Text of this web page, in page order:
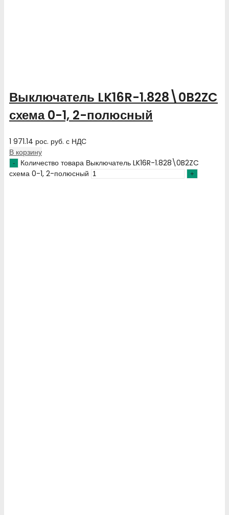
Выключатель LK16R-1.828\0B2ZC
схема 0-1, 2-полюсный
1 971.14 рос. руб. с НДС
В корзину
Количество товара Выключатель LK16R-1.828\0B2ZC
схема 0-1, 2-полюсный